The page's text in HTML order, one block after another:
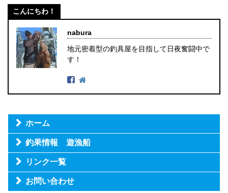
こんにちわ！
nabura
地元密着型の釣具屋を目指して日夜奮闘中で
す！
ホーム
釣果情報 遊漁船
リンク一覧
お問い合わせ